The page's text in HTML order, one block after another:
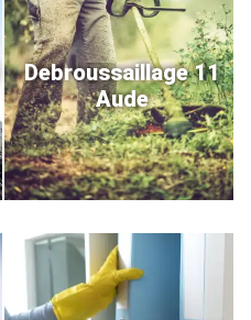
Debroussaillage 11
Aude